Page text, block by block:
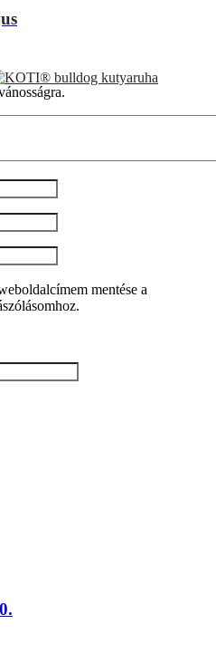
mentése a